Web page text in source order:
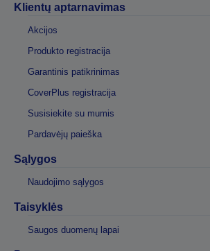
Klientų aptarnavimas
Akcijos
Produkto registracija
Garantinis patikrinimas
CoverPlus registracija
Susisiekite su mumis
Pardavėjų paieška
Sąlygos
Naudojimo sąlygos
Taisyklės
Saugos duomenų lapai